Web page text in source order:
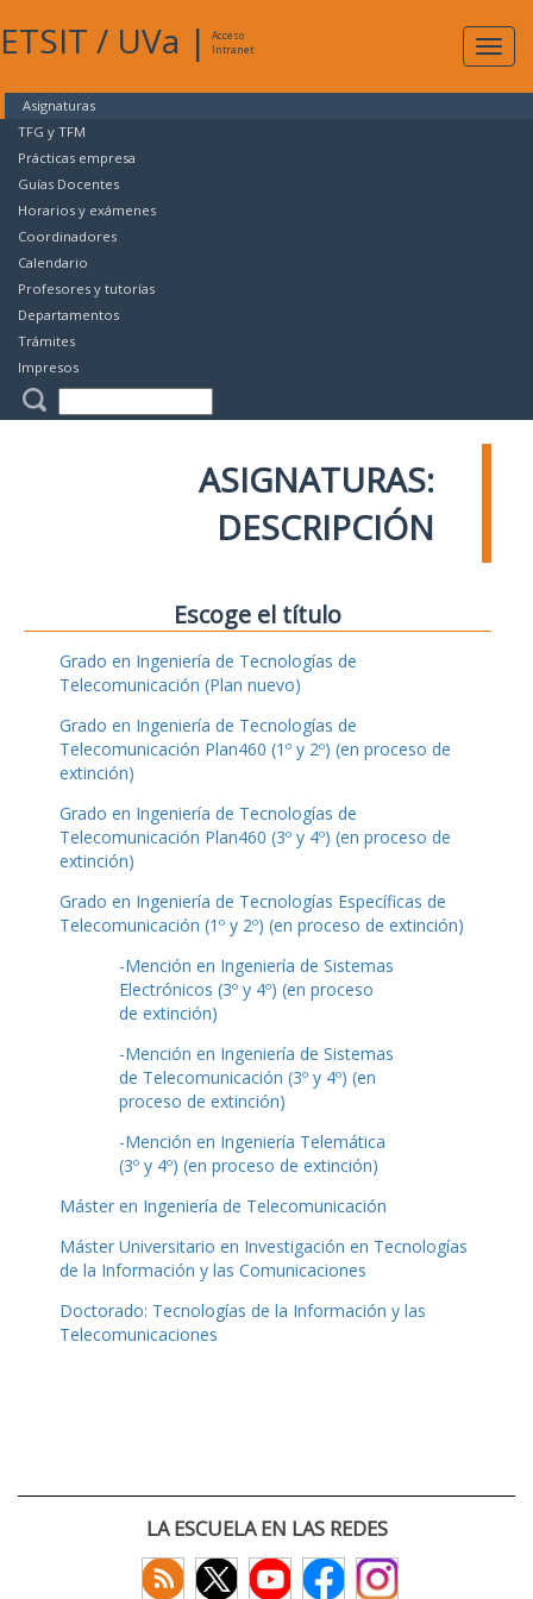
ETSIT / UVa |
Acceso
Intranet
Asignaturas
TFG y TFM
Prácticas empresa
Guías Docentes
Horarios y exámenes
Coordinadores
Calendario
Profesores y tutorías
Departamentos
Trámites
Impresos
ASIGNATURAS:
DESCRIPCIÓN
Escoge el título
Grado en Ingeniería de Tecnologías de
Telecomunicación (Plan nuevo)
Grado en Ingeniería de Tecnologías de
Telecomunicación Plan460 (1º y 2º) (en proceso de
extinción)
Grado en Ingeniería de Tecnologías de
Telecomunicación Plan460 (3º y 4º) (en proceso de
extinción)
Grado en Ingeniería de Tecnologías Específicas de
Telecomunicación (1º y 2º) (en proceso de extinción)
-Mención en Ingeniería de Sistemas
Electrónicos (3º y 4º) (en proceso
de extinción)
-Mención en Ingeniería de Sistemas
de Telecomunicación (3º y 4º) (en
proceso de extinción)
-Mención en Ingeniería Telemática
(3º y 4º) (en proceso de extinción)
Máster en Ingeniería de Telecomunicación
Máster Universitario en Investigación en Tecnologías
de la Información y las Comunicaciones
Doctorado: Tecnologías de la Información y las
Telecomunicaciones
LA ESCUELA EN LAS REDES